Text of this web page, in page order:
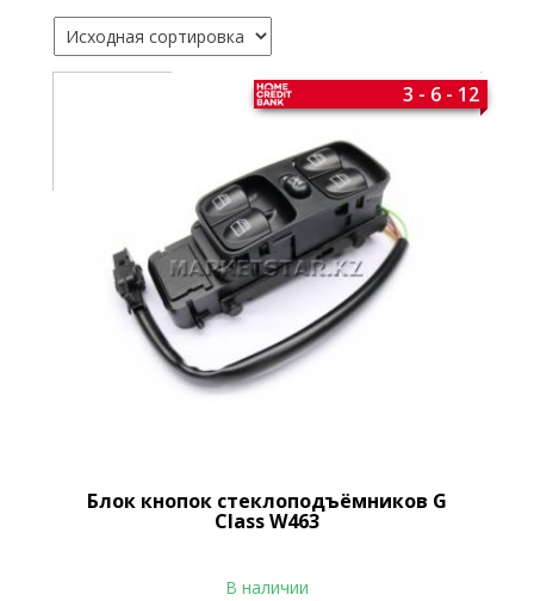
Блок кнопок стеклоподъёмников G
Class W463
3 - 6 - 12
В наличии